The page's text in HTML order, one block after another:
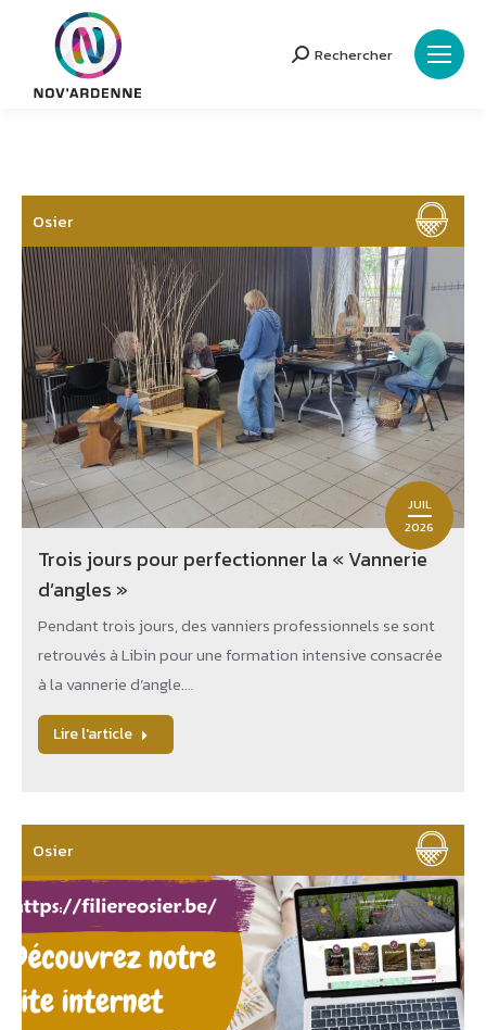
Search:
Rechercher
JUIL
2026
Osier
Trois jours pour perfectionner la « Vannerie
d’angles »
Pendant trois jours, des vanniers professionnels se sont
retrouvés à Libin pour une formation intensive consacrée
à la vannerie d’angle.…
Lire l'article
Osier